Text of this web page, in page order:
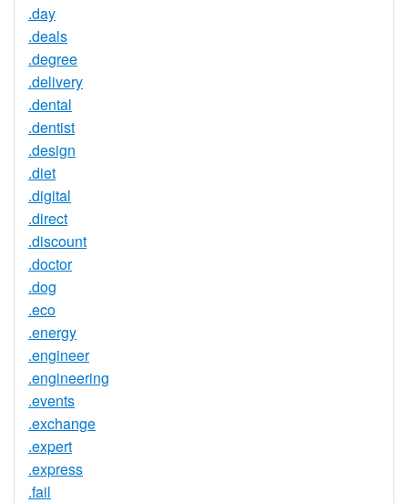
.day
.deals
.degree
.delivery
.dental
.dentist
.design
.diet
.digital
.direct
.discount
.doctor
.dog
.eco
.energy
.engineer
.engineering
.events
.exchange
.expert
.express
.fail